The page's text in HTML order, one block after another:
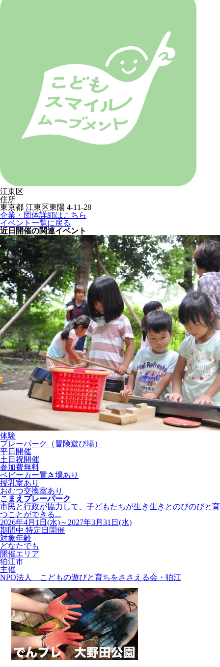
江東区
住所
東京都 江東区東陽 4-11-28
企業・団体詳細はこちら
イベント一覧に戻る
近日開催の関連イベント
体験
プレーパーク（冒険遊び場）
平日開催
土日祝開催
参加費無料
ベビーカー置き場あり
授乳室あり
おむつ交換室あり
こまえプレーパーク
市民と行政が協力して、子どもたちが生き生きとのびのびと育
つことができる...
2026年4月1日(水)～2027年3月31日(水)
期間中 特定日開催
対象年齢
どなたでも
開催エリア
狛江市
主催
NPO法人 こどもの遊びと育ちをささえる会・狛江